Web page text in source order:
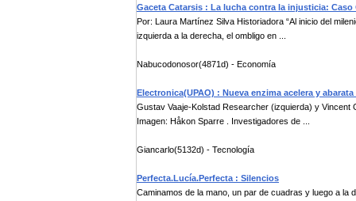
Gaceta Catarsis : La lucha contra la injusticia: Caso
Por: Laura Martínez Silva Historiadora “Al inicio del
izquierda a la derecha, el ombligo en ...
Nabucodonosor(4871d) - Economía
Electronica(UPAO) : Nueva enzima acelera y
Gustav Vaaje-Kolstad Researcher (izquierda) y Vincent
Imagen: Håkon Sparre . Investigadores de ...
Giancarlo(5132d) - Tecnología
Perfecta.Lucía.Perfecta : Silencios
Caminamos de la mano, un par de cuadras y luego a